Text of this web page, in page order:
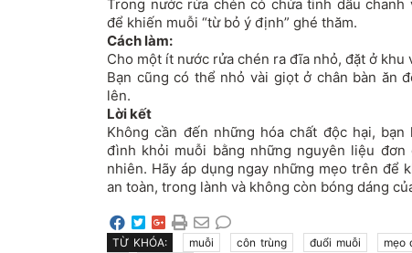
Trong nước rửa chén có chứa tinh dầu chanh
để khiến muỗi “từ bỏ ý định” ghé thăm.
Cách làm:
Cho một ít nước rửa chén ra đĩa nhỏ, đặt ở khu
Bạn cũng có thể nhỏ vài giọt ở chân bàn ăn
lên.
Lời kết
Không cần đến những hóa chất độc hại,
đình khỏi muỗi bằng những nguyên liệu
nhiên. Hãy áp dụng ngay những mẹo trên để
an toàn, trong lành và không còn bóng dáng
TỪ KHÓA: muỗi côn trùng đuổi muỗi mẹo